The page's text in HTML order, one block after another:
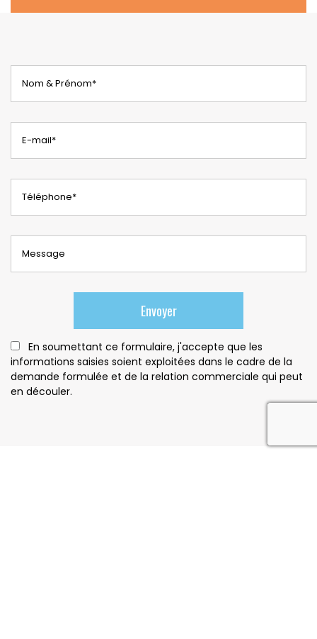
En soumettant ce formulaire, j'accepte que les
informations saisies soient exploitées dans le cadre de la
demande formulée et de la relation commerciale qui peut
en découler.